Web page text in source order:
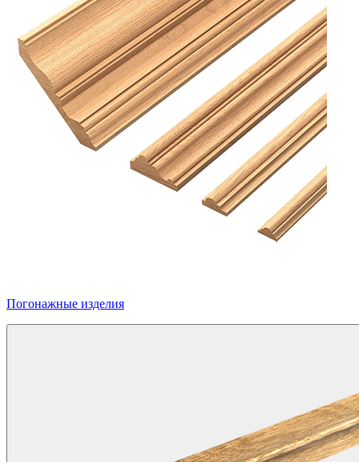
Погонажные изделия